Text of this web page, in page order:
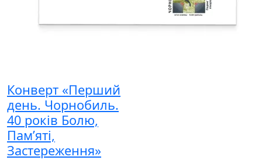
Конверт «Перший
день. Чорнобиль.
40 років Болю,
Пам’яті,
Застереження»